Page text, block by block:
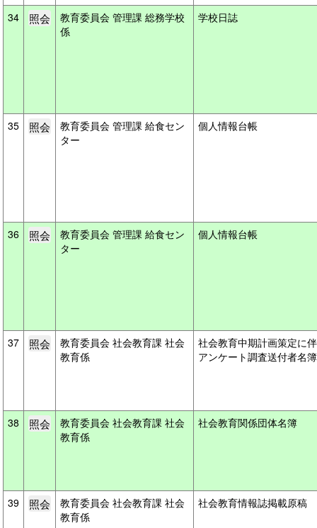
34
教育委員会 管理課 総務学校
係
学校日誌
35
教育委員会 管理課 給食セン
ター
個人情報台帳
36
教育委員会 管理課 給食セン
ター
個人情報台帳
37
教育委員会 社会教育課 社会
教育係
社会教育中期計画策定に
アンケート調査送付者名
38
教育委員会 社会教育課 社会
教育係
社会教育関係団体名簿
39
教育委員会 社会教育課 社会
教育係
社会教育情報誌掲載原稿